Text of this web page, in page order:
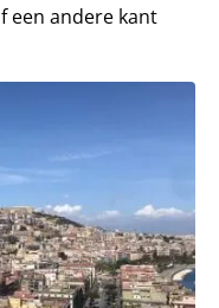
een andere kant